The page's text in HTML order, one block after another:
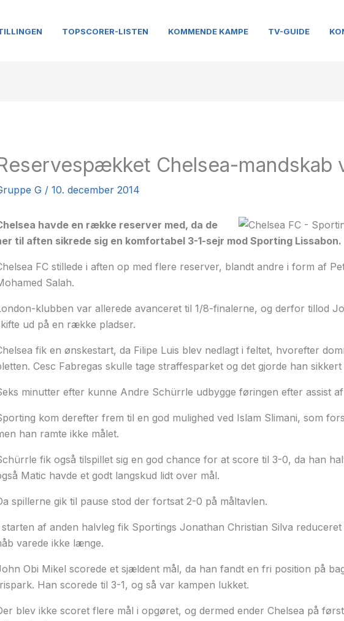
TOPSCORER-LISTEN KOMMENDE KAMPE TV-GUIDE
Chelsea-mandskab
G/ 10. december 2014
havde en række reserver med, da de
til aften sikrede sig en komfortabel 3-1-sejr mod Sporting Lissabon.
FC stillede i aften op med flere reserver, blandt andre i form af
Salah.
klubben var allerede avanceret til 1/8-finalerne, og derfor tillod
ud på en række pladser.
fik en ønskestart, da Filipe Luis blev nedlagt i feltet, hvorefter
Cesc Fabregas skulle tage straffesparket og det gjorde han sikkert
minutter efter kunne Andre Schürrle udbygge føringen efter assist
kom derefter frem til en god mulighed ved Islam Slimani, som
han ramte ikke målet.
fik også tilspillet sig en god chance for at score til 3-0, da han
Matic havde et godt langskud lidt over mål.
spillerne gik til pause stod der fortsat 2-0 på måltavlen.
starten af anden halvleg fik Sportings Jonathan Christian Silva reduceret
varede ikke længe.
Obi Mikel scorede et sjældent mål, da han fandt en fri position på
Han scorede til 3-1, og så var kampen lukket.
blev ikke scoret flere mål i opgøret, og dermed ender Chelsea på